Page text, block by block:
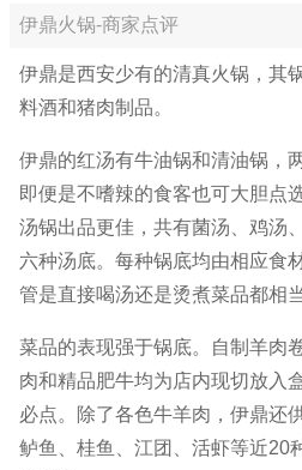
伊鼎火锅-商家点评
伊鼎是西安少有的清真火锅，其
料酒和猪肉制品。
伊鼎的红汤有牛油锅和清油锅，
即便是不嗜辣的食客也可大胆点
汤锅出品更佳，共有菌汤、鸡汤
六种汤底。每种锅底均由相应食
管是直接喝汤还是烫煮菜品都相
菜品的表现强于锅底。自制羊肉
肉和精品肥牛均为店内现切放入
必点。除了各色牛羊肉，伊鼎还
鲈鱼、桂鱼、江团、活虾等近20